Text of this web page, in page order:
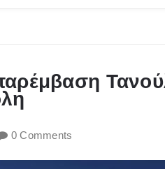
0 Comments